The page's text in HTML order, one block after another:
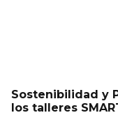
Sostenibilidad y
los talleres